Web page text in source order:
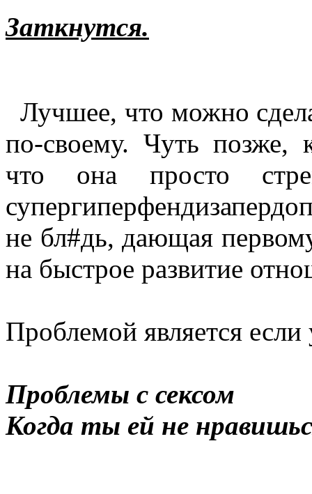
Заткнутся.
Лучшее, что можно
по-своему. Чуть позже,
что она просто
не бл#дь, дающая
на быстрое развитие
Проблемой является
Проблемы с сексом
Когда ты ей не